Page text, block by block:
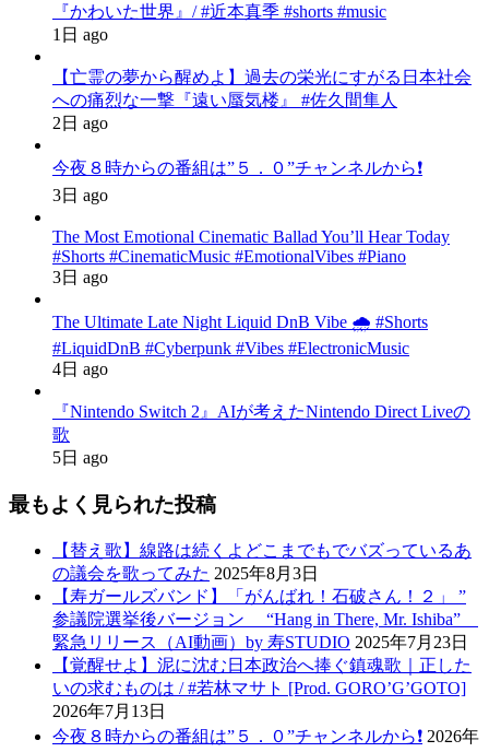
『かわいた世界』/ #近本真季 #shorts #music
1日 ago
【亡霊の夢から醒めよ】過去の栄光にすがる日本社会
への痛烈な一撃『遠い蜃気楼』 #佐久間隼人
2日 ago
今夜８時からの番組は”５．０”チャンネルから❗️
3日 ago
The Most Emotional Cinematic Ballad You’ll Hear Today
#Shorts #CinematicMusic #EmotionalVibes #Piano
3日 ago
The Ultimate Late Night Liquid DnB Vibe 🌧️ #Shorts
#LiquidDnB #Cyberpunk #Vibes #ElectronicMusic
4日 ago
『Nintendo Switch 2』AIが考えたNintendo Direct Liveの
歌
5日 ago
最もよく見られた投稿
【替え歌】線路は続くよどこまでもでバズっているあ
の議会を歌ってみた 2025年8月3日
【寿ガールズバンド】「がんばれ！石破さん！２」 ”
参議院選挙後バージョン “Hang in There, Mr. Ishiba”
緊急リリース（AI動画）by 寿STUDIO 2025年7月23日
【覚醒せよ】泥に沈む日本政治へ捧ぐ鎮魂歌｜正した
いの求むものは / #若林マサト [Prod. GORO’G’GOTO]
2026年7月13日
今夜８時からの番組は”５．０”チャンネルから❗️ 2026年